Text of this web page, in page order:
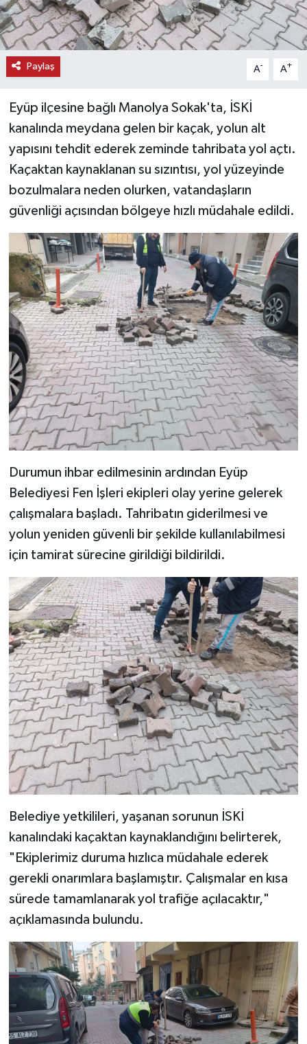
Paylaş A- A+
Eyüp ilçesine bağlı Manolya Sokak'ta, İSKİ
kanalında meydana gelen bir kaçak, yolun alt
yapısını tehdit ederek zeminde tahribata yol açtı.
Kaçaktan kaynaklanan su sızıntısı, yol yüzeyinde
bozulmalara neden olurken, vatandaşların
güvenliği açısından bölgeye hızlı müdahale edildi.
Durumun ihbar edilmesinin ardından Eyüp
Belediyesi Fen İşleri ekipleri olay yerine gelerek
çalışmalara başladı. Tahribatın giderilmesi ve
yolun yeniden güvenli bir şekilde kullanılabilmesi
için tamirat sürecine girildiği bildirildi.
Belediye yetkilileri, yaşanan sorunun İSKİ
kanalındaki kaçaktan kaynaklandığını belirterek,
"Ekiplerimiz duruma hızlıca müdahale ederek
gerekli onarımlara başlamıştır. Çalışmalar en kısa
sürede tamamlanarak yol trafiğe açılacaktır,"
açıklamasında bulundu.
SPOR
TEKNOLOJİ
YAŞAM